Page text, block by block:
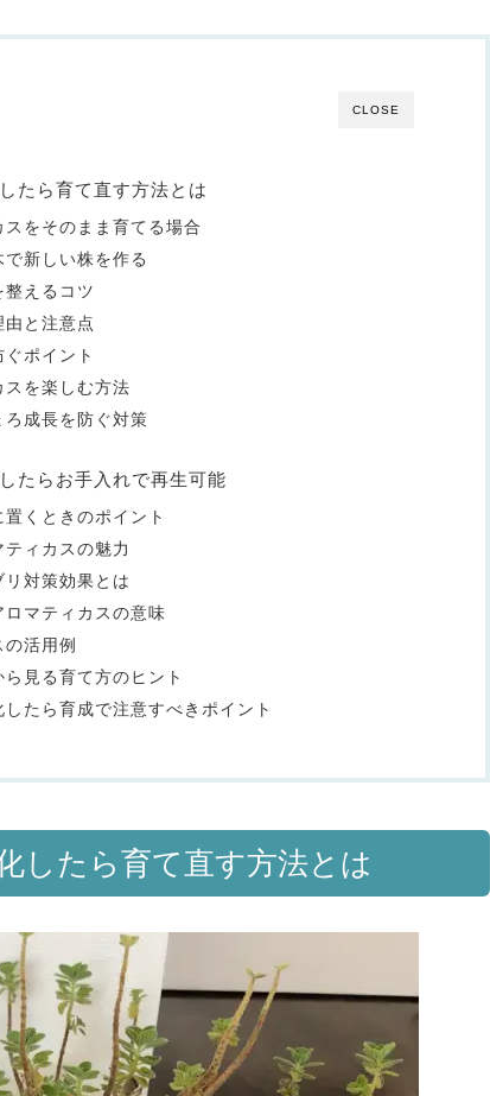
CLOSE
たら育て直す方法とは
をそのまま育てる場合
新しい株を作る
えるコツ
由と注意点
ポイント
を楽しむ方法
成長を防ぐ対策
たらお手入れで再生可能
くときのポイント
ィカスの魅力
対策効果とは
ロマティカスの意味
活用例
見る育て方のヒント
たら育成で注意すべきポイント
したら育て直す方法とは